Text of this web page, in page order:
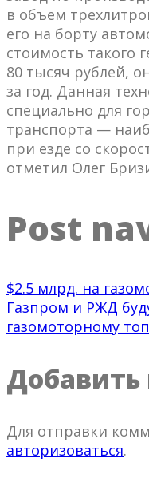
в объем
его на борту
стоимость такого
80 тысяч рублей,
за год. Данная
специально для
транспорта —
при езде со
отметил Олег
Post
$2.5 млрд. на
Газпром и РЖД
газомоторному
Для отправки
авторизоваться.